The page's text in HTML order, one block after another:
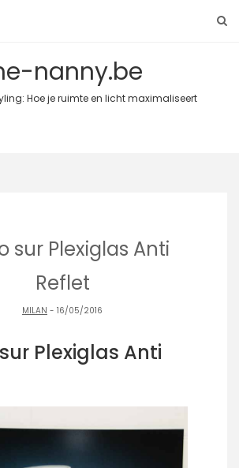
nanny.be
Hoe je ruimte en licht maximaliseert
sur Plexiglas Anti
Reflet
MILAN - 16/05/2016
Plexiglas Anti